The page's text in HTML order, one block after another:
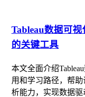
Tableau数据可
的关键工具
本文全面介绍
用和学习路径，帮助
析能力，实现数据驱